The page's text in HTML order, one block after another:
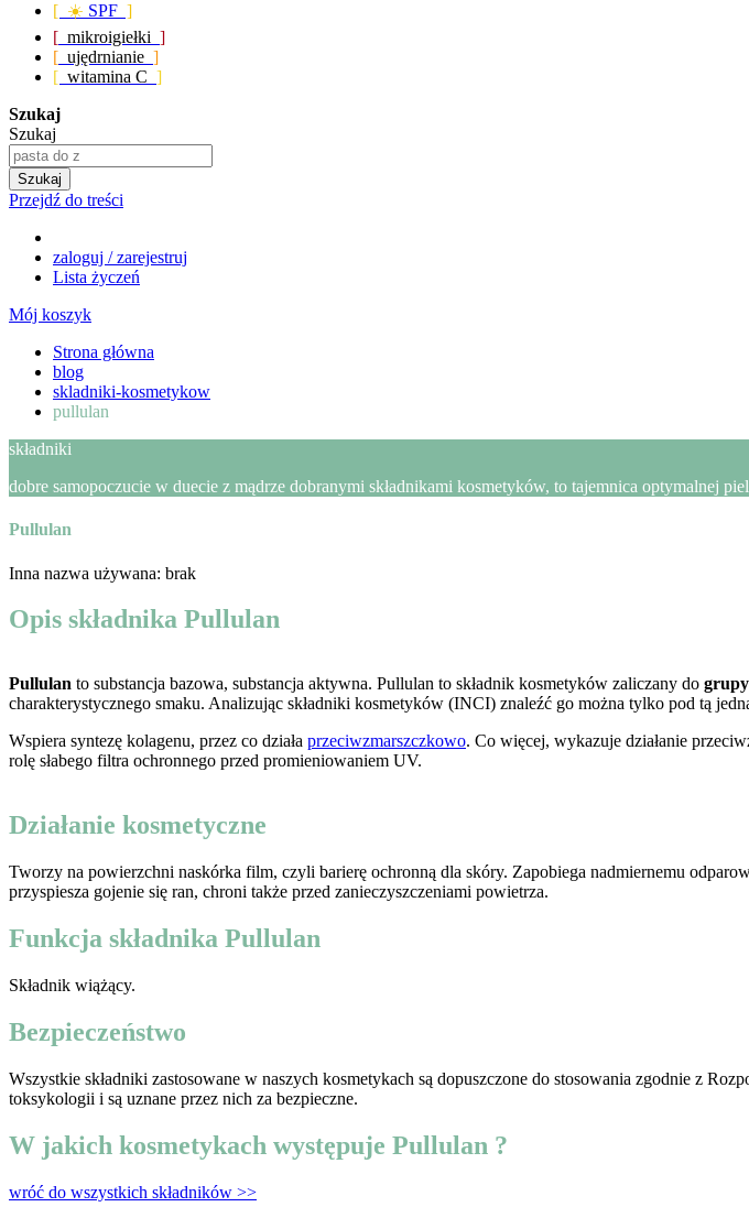
[ ☀️ SPF ]
[ mikroigiełki ]
[ ujędrnianie ]
[ witamina C ]
Szukaj
Szukaj
Szukaj
Przejdź do treści
zaloguj / zarejestruj
Lista życzeń
Mój koszyk
Strona główna
blog
skladniki-kosmetykow
pullulan
składniki
dobre samopoczucie w duecie z mądrze dobranymi składnikami kosmetyków, to tajemnica optymalnej
Pullulan
Inna nazwa używana: brak
Opis składnika Pullulan
Pullulan to substancja bazowa, substancja aktywna. Pullulan to składnik kosmetyków zaliczany do
charakterystycznego smaku. Analizując składniki kosmetyków (INCI) znaleźć go można tylko pod tą
Wspiera syntezę kolagenu, przez co działa przeciwzmarszczkowo. Co więcej, wykazuje działanie
rolę słabego filtra ochronnego przed promieniowaniem UV.
Działanie kosmetyczne
Tworzy na powierzchni naskórka film, czyli barierę ochronną dla skóry. Zapobiega nadmiernemu
przyspiesza gojenie się ran, chroni także przed zanieczyszczeniami powietrza.
Funkcja składnika Pullulan
Składnik wiążący.
Bezpieczeństwo
Wszystkie składniki zastosowane w naszych kosmetykach są dopuszczone do stosowania zgodnie z
toksykologii i są uznane przez nich za bezpieczne.
W jakich kosmetykach występuje Pullulan ?
wróć do wszystkich składników >>